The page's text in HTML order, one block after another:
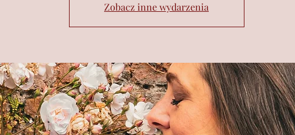
Zobacz inne wydarzenia